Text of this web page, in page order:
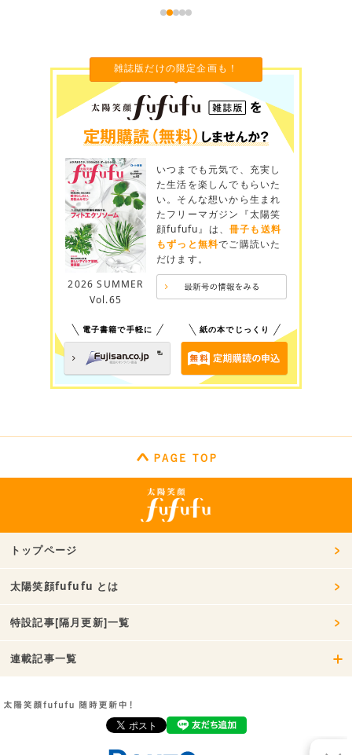
雑誌版だけの限定企画も！
2026 SUMMER
Vol.65
いつまでも元気で、充実し
た生活を楽しんでもらいた
い。そんな想いから生まれ
たフリーマガジン『太陽笑
顔fufufu』は、 冊子も送料
もずっと無料でご購読いた
だけます。
電子書籍で手軽に 紙の本でじっくり
トップページ
太陽笑顔fufufu とは
特設記事[隔月更新]一覧
連載記事一覧